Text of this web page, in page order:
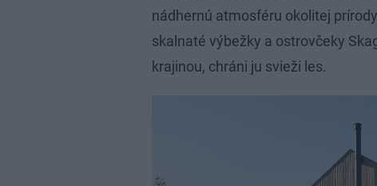
nádhernú atmosféru okolitej
skalnaté výbežky a ostrovčeky
krajinou, chráni ju svieži les.